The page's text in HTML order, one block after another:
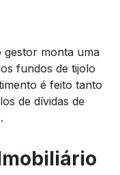
gestor monta uma
fundos de tijolo
é feito tanto
de dívidas de